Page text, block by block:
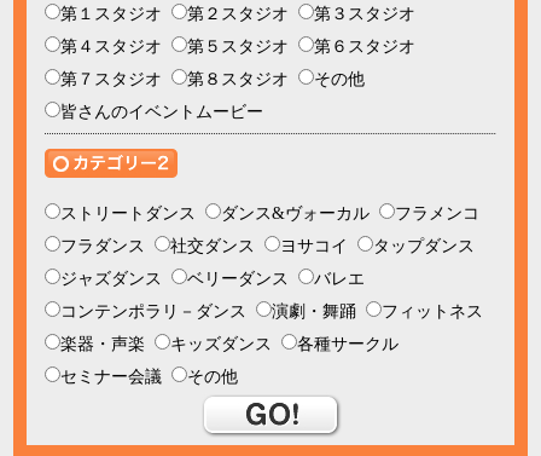
第１スタジオ 第２スタジオ
第３スタジオ
第４スタジオ
第５スタジオ
第６スタジオ
第７スタジオ
第８スタジオ
その他
皆さんのイベントムービー
ストリートダンス ダンス&ヴォーカル
フラメンコ
フラダンス
社交ダンス ヨサコイ
タップダンス
ジャズダンス
ベリーダンス
バレエ
コンテンポラリ－ダンス
演劇・舞踊
フィットネス
楽器・声楽
キッズダンス
各種サークル
セミナー会議
その他